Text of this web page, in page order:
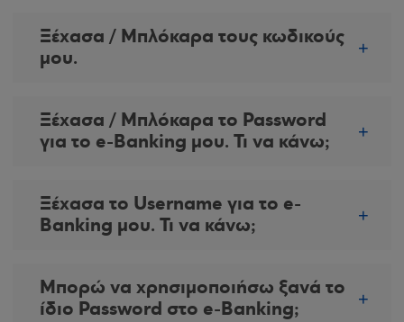
Ξέχασα / Μπλόκαρα τους κωδικούς
μου.
Ξέχασα / Μπλόκαρα το Password
για το e-Banking μου. Τι να κάνω;
Ξέχασα το Username για το e-
Banking μου. Τι να κάνω;
Μπορώ να χρησιμοποιήσω ξανά το
ίδιο Password στο e-Βanking;